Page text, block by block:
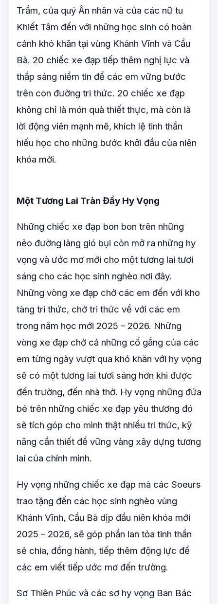
Trầm, của quý Ân nhân và của các nữ tu
Khiết Tâm đến với những học sinh có hoàn
cảnh khó khăn tại vùng Khánh Vĩnh và Cầu
Bà. 20 chiếc xe đạp tiếp thêm nghị lực và
thắp sáng niềm tin để các em vững bước
trên con đường tri thức. 20 chiếc xe đạp
không chỉ là món quà thiết thực, mà còn là
lời động viên mạnh mẽ, khích lệ tinh thần
hiếu học cho những bước khởi đầu của niên
khóa mới.
Một Tương Lai Tràn Đầy Hy Vọng
Những chiếc xe đạp bon bon trên những
nẻo đường làng gió bụi còn mở ra những hy
vọng và ước mơ mới cho một tương lai tươi
sáng cho các học sinh nghèo nơi đây.
Những vòng xe đạp chở các em đến với kho
tàng tri thức, chở tri thức về với các em
trong năm học mới 2025 – 2026. Những
vòng xe đạp chở cả những cố gắng của các
em từng ngày vượt qua khó khăn với hy vọng
sẽ có một tương lai tươi sáng hơn khi được
đến trường, đến nhà thờ. Hy vọng những đứa
bé trên những chiếc xe đạp yêu thương đó
sẽ tích góp cho mình thật nhiều tri thức, kỹ
năng cần thiết để vững vàng xây dựng tương
lai của chính mình.
Hy vọng những chiếc xe đạp mà các Soeurs
trao tặng đến các học sinh nghèo vùng
Khánh Vĩnh, Cầu Bà dịp đầu niên khóa mới
2025 – 2026, sẽ góp phần lan tỏa tinh thần
sẻ chia, đồng hành, tiếp thêm động lực để
các em viết tiếp ước mơ đến trường.
Sơ Thiên Phúc và các sơ hy vọng Ban Bác